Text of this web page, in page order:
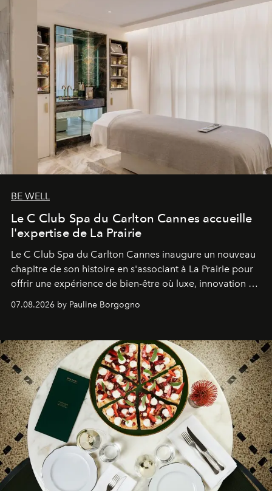
BE WELL
Le C Club Spa du Carlton Cannes accueille
l'expertise de La Prairie
Le C Club Spa du Carlton Cannes inaugure un nouveau
chapitre de son histoire en s'associant à La Prairie pour
offrir une expérience de bien-être où luxe, innovation et
expertise se rencontrent.
07.08.2026 by Pauline Borgogno